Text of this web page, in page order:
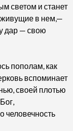
светом и станет
живущие в нем,—
дар — свою
пополам, как
вспоминает
своей плотью
человечность